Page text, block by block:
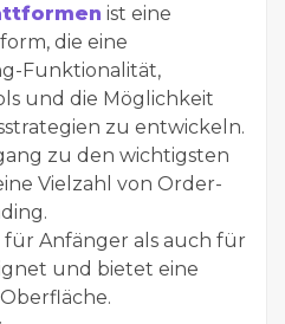
ist eine
die eine
Funktionalität,
und die Möglichkeit
zu entwickeln.
zu den wichtigsten
Vielzahl von Order-
für Anfänger als auch für
und bietet eine